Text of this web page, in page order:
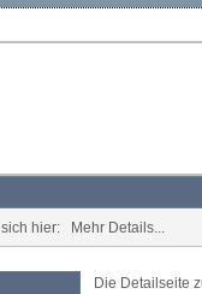
hier: Mehr Details...
Die Detailseite